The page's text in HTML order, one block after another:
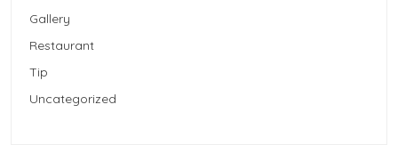
Gallery
Restaurant
Tip
Uncategorized